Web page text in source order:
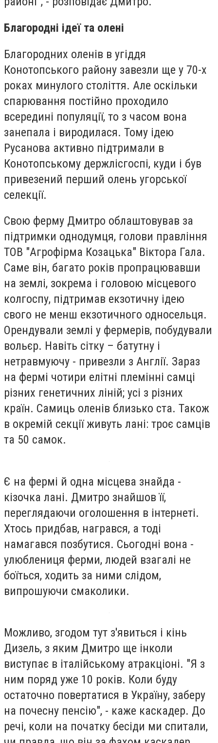
Благородні ідеї та олені
Благородних оленів в угіддя
Конотопського району завезли ще у 70-х
роках минулого століття. Але оскільки
спарювання постійно проходило
всередині популяції, то з часом вона
занепала і виродилася. Тому ідею
Русанова активно підтримали в
Конотопському держлісгоспі, куди і був
привезений перший олень угорської
селекції.
Свою ферму Дмитро облаштовував за
підтримки однодумця, голови правління
ТОВ "Агрофірма Козацька" Віктора Гала.
Саме він, багато років пропрацювавши
на землі, зокрема і головою місцевого
колгоспу, підтримав екзотичну ідею
свого не менш екзотичного односельця.
Орендували землі у фермерів, побудували
вольєр. Навіть сітку – батутну і
нетравмуючу - привезли з Англії. Зараз
на фермі чотири елітні племінні самці
різних генетичних ліній; усі з різних
країн. Самиць оленів близько ста. Також
в окремій секції живуть лані: троє самців
та 50 самок.
Є на фермі й одна місцева знайда -
кізочка лані. Дмитро знайшов її,
переглядаючи оголошення в інтернеті.
Хтось придбав, награвся, а тоді
намагався позбутися. Сьогодні вона -
улюблениця ферми, людей взагалі не
боїться, ходить за ними слідом,
випрошуючи смаколики.
Можливо, згодом тут з'явиться і кінь
Дизель, з яким Дмитро ще інколи
виступає в італійському атракціоні. "Я з
ним поряд уже 10 років. Коли буду
остаточно повертатися в Україну, заберу
на почесну пенсію", - каже каскадер. До
речі, коли на початку бесіди ми спитали,